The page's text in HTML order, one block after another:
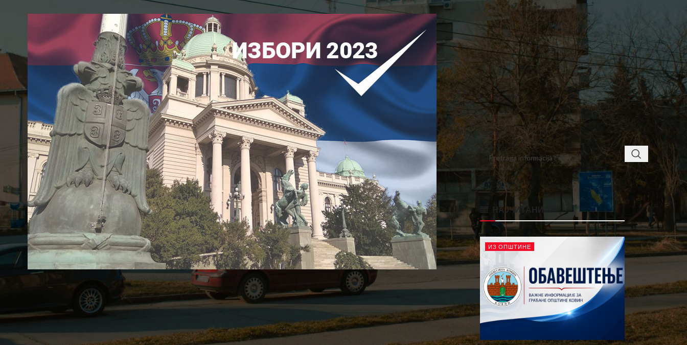
Objavljeno od Општина Ковин On 14. decembar 2023.
Вечерас, 14. децембра у поноћ, почиње изборна тишина поводом одржавања избора у Републици Србији и трајаће до
недеље, 17. децембра у 20 сати. Током изборне тишине забрањено је објављивање процене резултата избора, јавно
представљање кандидата и предизборних програма и позивање бирача да гласају, односно да не гласају за одређене
листе, преко медија и на јавним скуповима.
4 6 9
11 12 13 14 15
18 19 20 21 22 23 24
25 26 27 28 29 30
31
« nov
jan »
< class="widget-title">ПРОНАЂИТЕ
НАЈЧИТАНИЈЕ
ИЗ ОПШТИНЕ